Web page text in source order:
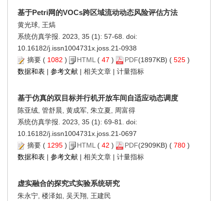
基于Petri网的VOCs跨区域流动动态风险评估方法
黄光球, 王熇
系统仿真学报. 2023, 35 (1): 57-68. doi:
10.16182/j.issn1004731x.joss.21-0938
摘要 ( 1082 ) HTML ( 47 ) PDF(1897KB) ( 525 )
数据和表 | 参考文献 | 相关文章 | 计量指标
基于仿真的双目标并行机开放车间自适应动态调度
陈亚绒, 管舒晨, 黄成军, 朱立夏, 周富得
系统仿真学报. 2023, 35 (1): 69-81. doi:
10.16182/j.issn1004731x.joss.21-0697
摘要 ( 1295 ) HTML ( 42 ) PDF(2909KB) ( 780 )
数据和表 | 参考文献 | 相关文章 | 计量指标
虚实融合的探究式实验系统研究
朱永宁, 楼泽如, 吴天翔, 王建民